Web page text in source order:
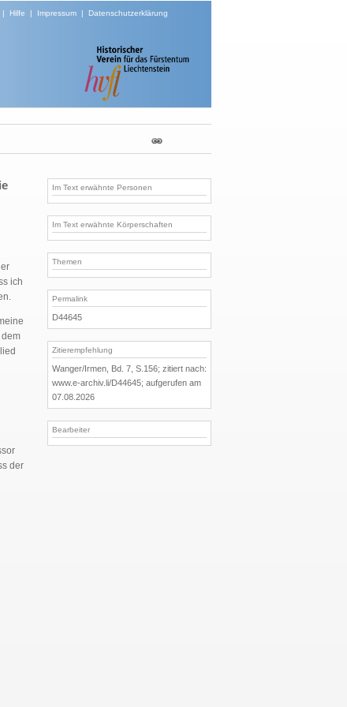
Hilfe | Impressum| Datenschutzerklärung
ich
der
Im Text erwähnte Personen
Im Text erwähnte Körperschaften
Themen
Permalink
D44645
Zitierempfehlung
Wanger/Irmen, Bd. 7, S.156; zitiert nach:
www.e-archiv.li/D44645; aufgerufen am
07.08.2026
Bearbeiter